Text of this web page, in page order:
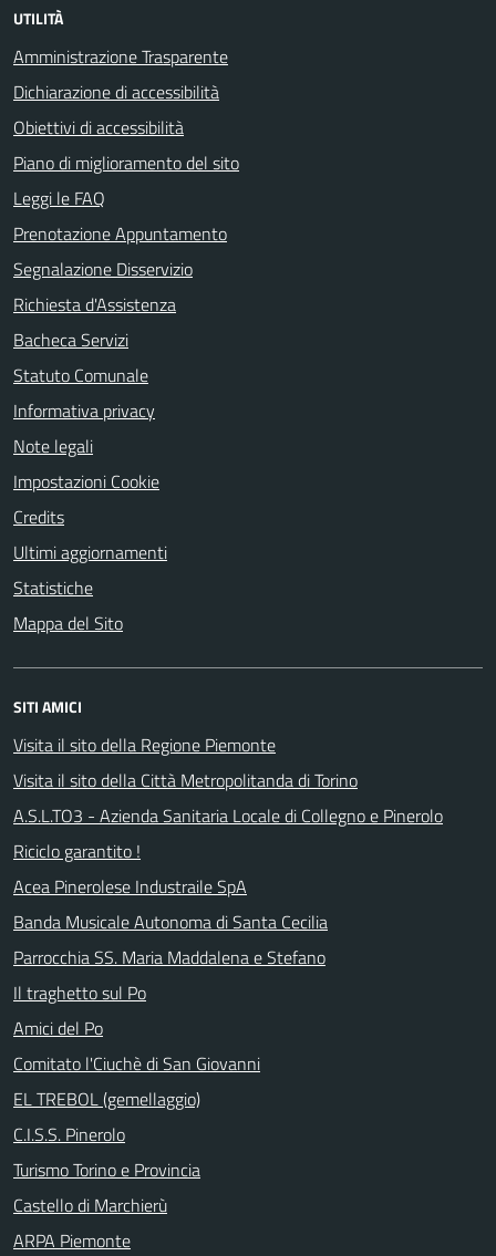
UTILITÀ
Amministrazione Trasparente
Dichiarazione di accessibilità
Obiettivi di accessibilità
Piano di miglioramento del sito
Leggi le FAQ
Prenotazione Appuntamento
Segnalazione Disservizio
Richiesta d'Assistenza
Bacheca Servizi
Statuto Comunale
Informativa privacy
Note legali
Impostazioni Cookie
Credits
Ultimi aggiornamenti
Statistiche
Mappa del Sito
SITI AMICI
Visita il sito della Regione Piemonte
Visita il sito della Città Metropolitanda di Torino
A.S.L.TO3 - Azienda Sanitaria Locale di Collegno e Pinerolo
Riciclo garantito !
Acea Pinerolese Industraile SpA
Banda Musicale Autonoma di Santa Cecilia
Parrocchia SS. Maria Maddalena e Stefano
Il traghetto sul Po
Amici del Po
Comitato l'Ciuchè di San Giovanni
EL TREBOL (gemellaggio)
C.I.S.S. Pinerolo
Turismo Torino e Provincia
Castello di Marchierù
ARPA Piemonte